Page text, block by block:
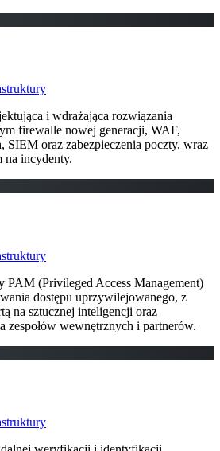
i wdrażająca rozwiązania
firewalle nowej generacji, WAF,
SIEM oraz zabezpieczenia poczty, wraz
na incydenty.
PAM (Privileged Access Management)
dostępu uprzywilejowanego, z
na sztucznej inteligencji oraz
zespołów wewnętrznych i partnerów.